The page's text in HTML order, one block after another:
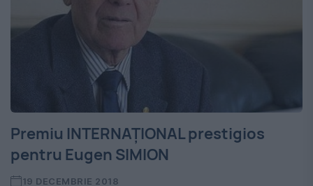
Premiu INTERNAŢIONAL prestigios
pentru Eugen SIMION
19 DECEMBRIE 2018